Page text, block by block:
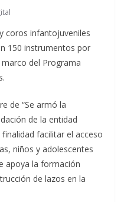
coros infantojuveniles
150 instrumentos por
del Programa
de “Se armó la
de la entidad
facilitar el acceso
niños y adolescentes
apoya la formación
de lazos en la